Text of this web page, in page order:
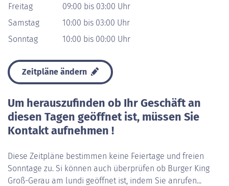
Freitag
09:00 bis 03:00 Uhr
Samstag
10:00 bis 03:00 Uhr
Sonntag
10:00 bis 00:00 Uhr
Zeitpläne ändern
Um herauszufinden ob Ihr Geschäft an
diesen Tagen geöffnet ist, müssen Sie
Kontakt aufnehmen !
Diese Zeitpläne bestimmen keine Feiertage und freien
Sonntage zu. Si können auch überprüfen ob Burger King
Groß-Gerau am lundi geöffnet ist, indem Sie anrufen...